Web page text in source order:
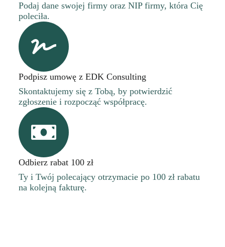
Podaj dane swojej firmy oraz NIP firmy, która Cię
poleciła.
Podpisz umowę z EDK Consulting
Skontaktujemy się z Tobą, by potwierdzić
zgłoszenie i rozpocząć współpracę.
Odbierz rabat 100 zł
Ty i Twój polecający otrzymacie po 100 zł rabatu
na kolejną fakturę.